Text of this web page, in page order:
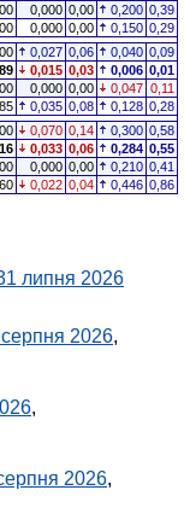
0,000 0,00 0,200 0,39
0,000 0,00 0,150 0,29
0,027 0,06 0,040 0,09
0,015 0,03 0,006 0,01
0,000 0,00 0,047 0,11
0,035 0,08 0,128 0,28
0,070 0,14 0,300 0,58
0,033 0,06 0,284 0,55
0,000 0,00 0,210 0,41
0,022 0,04 0,446 0,86
липня 2026
2026,
,
2026,